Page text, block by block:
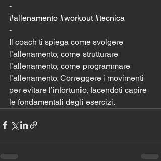
-
#allenamento #workout #tecnica
-
Il coach ti spiega come svolgere
l’allenamento, come strutturare
l’allenamento, come programmare
l’allenamento. Correggere i movimenti
per evitare l’infortunio, facendoti capire
le fondamentali degli esercizi.